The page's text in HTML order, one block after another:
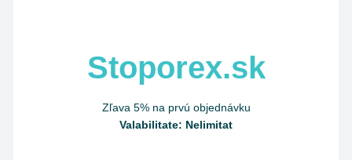
Stoporex.sk
Zľava 5% na prvú objednávku
Valabilitate: Nelimitat